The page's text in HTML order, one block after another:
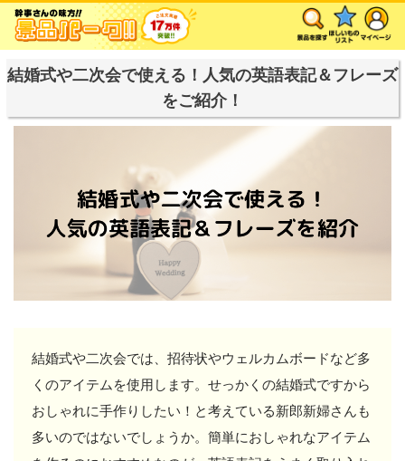
結婚式や二次会で使える！人気の英語表記＆フレーズ
をご紹介！
結婚式や二次会では、招待状やウェルカムボードなど多
くのアイテムを使用します。せっかくの結婚式ですから
おしゃれに手作りしたい！と考えている新郎新婦さんも
多いのではないでしょうか。簡単におしゃれなアイテム